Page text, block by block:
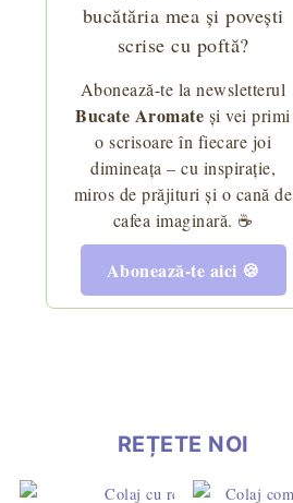
bucătăria mea și povești
scrise cu poftă?
Abonează-te la newsletterul
Bucate Aromate și vei primi
o scrisoare în fiecare joi
dimineața – cu inspirație,
miros de prăjituri și o cană de
cafea imaginară. ☕
Abonează-te aici 🍪
REȚETE NOI